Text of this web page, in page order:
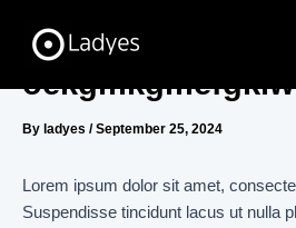
content
By ladyes /September 25, 2024
Lorem ipsum dolor sit amet,
Suspendisse tincidunt lacus ut nulla